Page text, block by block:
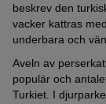
beskrev den
vacker kattras
underbara och
Aveln av
populär och
Turkiet. I